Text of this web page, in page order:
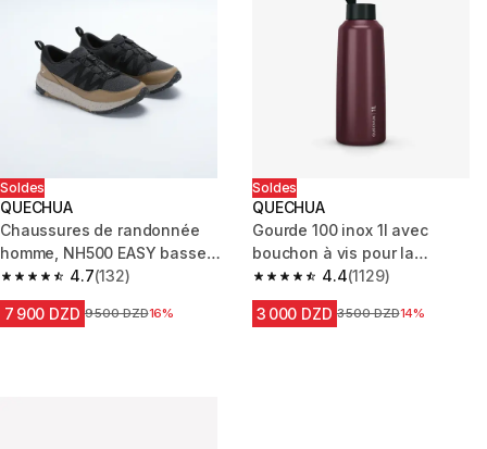
Soldes
QUECHUA
Chaussures de randonnée
homme, NH500 EASY basse
beige noir4.7
4.7 out of 5 stars from 132 reviews
(132)
7 900 DZD Prix avant la réduction
9 500 DZD16%
Soldes
QUECHUA
Gourde 100 inox 1l avec
bouchon à vis pour la
randonnée - Bordeaux
4.4
4.4 out of 5 stars from 1129
(1129)
3 000 DZD Prix avant la réduction
3 500 DZD14%